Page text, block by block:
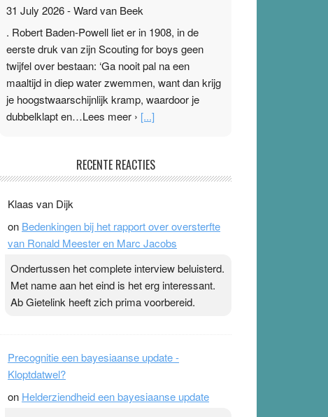
31 July 2026-Ward van Beek
. Robert Baden-Powell liet er in 1908, in de
eerste druk van zijn Scouting for boys geen
twijfel over bestaan: ‘Ga nooit pal na een
maaltijd in diep water zwemmen, want dan krijg
je hoogstwaarschijnlijk kramp, waardoor je
dubbelklapt en…Lees meer › [...]
Ward van Beek
topsporters. Ze hopen ermee hun hartslag te
verlagen terwijl ze meer zuurstof opnemen.
Daarop heeft zo’n pleister geen effect. Maar het
zijn. Door…Lees meer Pleisterplakkers in de
topspsort › [...]
RECENTE REACTIES
Klaas van Dijk
on Bedenkingen bij het rapport over oversterfte
van Ronald Meester en Marc Jacobs
Ondertussen het complete interview beluisterd.
Met name aan het eind is het erg interessant.
Ab Gietelink heeft zich prima voorbereid.
Precognitie een bayesiaanse update -
Kloptdatwel?
on Helderziendheid een bayesiaanse update